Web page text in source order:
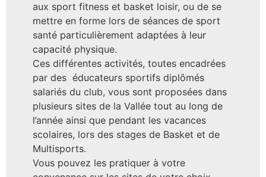
aux sport fitness et basket loisir, ou de se
mettre en forme lors de séances de sport
santé particulièrement adaptées à leur
capacité physique.
Ces différentes activités, toutes encadrées
par des éducateurs sportifs diplômés
salariés du club, vous sont proposées dans
plusieurs sites de la Vallée tout au long de
l’année ainsi que pendant les vacances
scolaires, lors des stages de Basket et de
Multisports.
Vous pouvez les pratiquer à votre